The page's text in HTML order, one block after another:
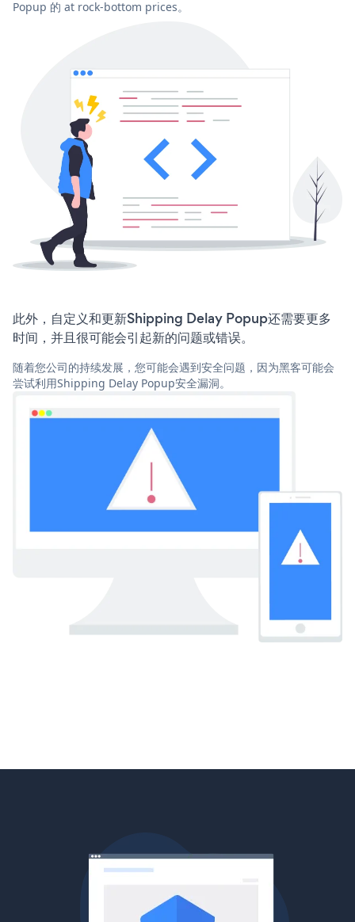
Popup 的 at rock-bottom prices。
此外，自定义和更新Shipping Delay Popup还需要更多
时间，并且很可能会引起新的问题或错误。
随着您公司的持续发展，您可能会遇到安全问题，因为黑客可能会
尝试利用Shipping Delay Popup安全漏洞。